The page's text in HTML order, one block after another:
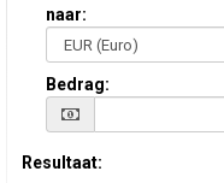
naar:
Bedrag:
Resultaat: